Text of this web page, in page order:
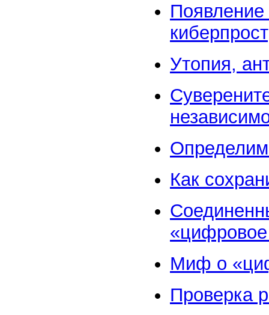
Появление
Утопия,
Как
Миф о
Проверка